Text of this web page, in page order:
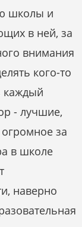
школы и
в ней, за
внимания
кого-то
каждый
- лучшие,
за
в школе
наверно